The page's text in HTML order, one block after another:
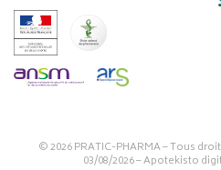
© 2026PRATIC-PHARMA– Tous
03/08/2026 –Apotekisto